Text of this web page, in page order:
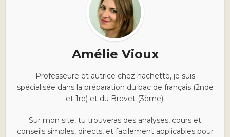
Amélie Vioux
Professeure et autrice chez hachette, je suis
spécialisée dans la préparation du bac de français (2nde
et 1re) et du Brevet (3ème).
Sur mon site, tu trouveras des analyses, cours et
conseils simples, directs, et facilement applicables pour